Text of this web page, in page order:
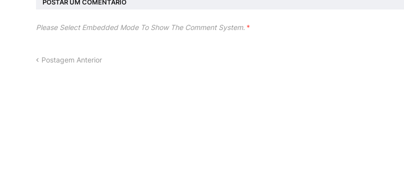
POSTAR UM COMENTÁRIO
Please Select Embedded Mode To Show The Comment System. *
Postagem Anterior